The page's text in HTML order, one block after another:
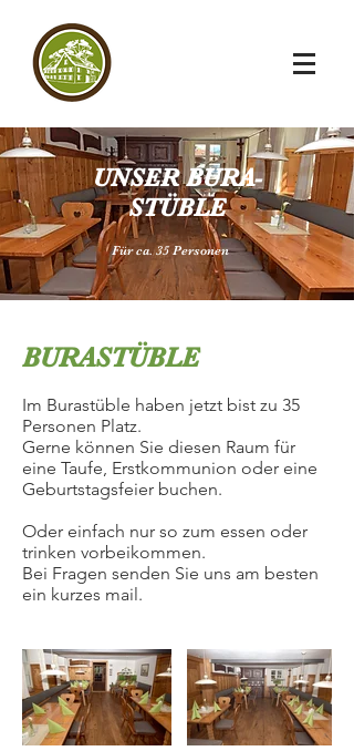
Für ca. 35Personen
UNSER BURA-
STÜBLE
BURASTÜBLE
Im Burastüble haben jetzt bist zu 35
Personen Platz.
Gerne können Sie diesen Raum für
eine Taufe, Erstkommunion oder eine
Geburtstagsfeier buchen.
Oder einfach nur so zum essen oder
trinken vorbeikommen.
Bei Fragen senden Sie uns am besten
ein kurzes mail.